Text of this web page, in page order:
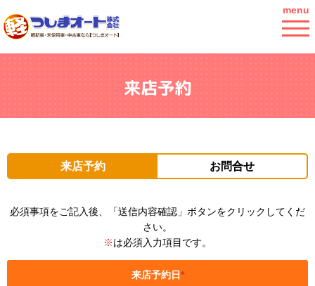
menu
来店予約
来店予約 お問合せ
必須事項をご記入後、「送信内容確認」ボタンをクリックしてくだ
さい。
※は必須入力項目です。
来店予約日*